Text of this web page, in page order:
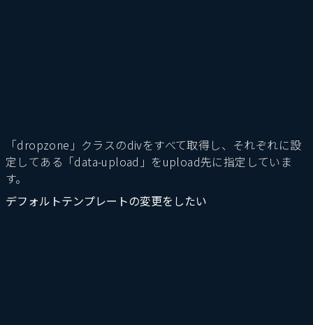
「dropzone」クラスのdivをすべて取得し、それぞれに設
定してある「data-upload」をupload先に指定していま
す。
デフォルトテンプレートの変更をしたい